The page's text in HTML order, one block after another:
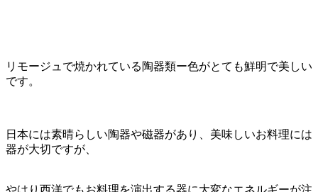
リモージュで焼かれている陶器類ー色がとても鮮明で美しい
です。
日本には素晴らしい陶器や磁器があり、美味しいお料理には
器が大切ですが、